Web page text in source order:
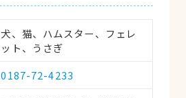
犬、猫、ハムスター、フェレ
ット、うさぎ
0187-72-4233